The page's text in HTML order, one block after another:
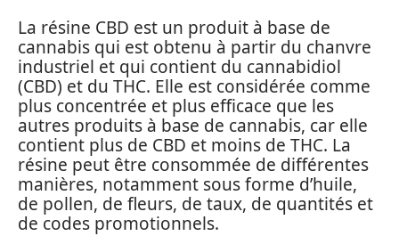
La résine CBD est un produit à base de
cannabis qui est obtenu à partir du chanvre
industriel et qui contient du cannabidiol
(CBD) et du THC. Elle est considérée comme
plus concentrée et plus efficace que les
autres produits à base de cannabis, car elle
contient plus de CBD et moins de THC. La
résine peut être consommée de différentes
manières, notamment sous forme d’huile,
de pollen, de fleurs, de taux, de quantités et
de codes promotionnels.